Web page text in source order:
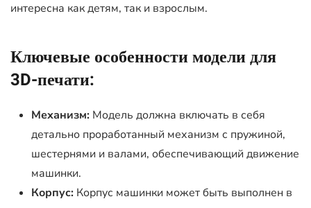
интересна как детям, так и взрослым.
Ключевые особенности модели для
3D-печати:
Механизм: Модель должна включать в себя
детально проработанный механизм с пружиной,
шестернями и валами, обеспечивающий движение
машинки.
Корпус: Корпус машинки может быть выполнен в